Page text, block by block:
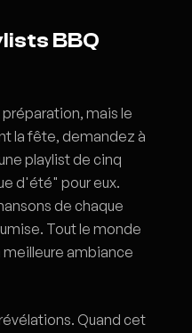
BBQ
mais le
la fête, demandez à
playlist de cinq
d'été" pour eux.
de chaque
Tout le monde
meilleure ambiance
Quand cet